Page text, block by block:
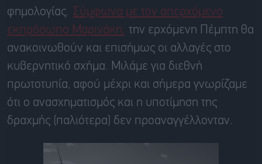
φημολογίας.
Σύμφωνα με τον απερχόμενο
εκπρόσωπο Μαρινάκη,
την ερχόμενη Πέμπτη θα
ανακοινωθούν και επισήμως οι αλλαγές στο
κυβερνητικό σχήμα. Μιλάμε για διεθνή
πρωτοτυπία, αφού μέχρι και σήμερα γνωρίζαμε
ότι ο ανασχηματισμός και η υποτίμηση της
δραχμής (παλιότερα) δεν προαναγγέλλονταν.